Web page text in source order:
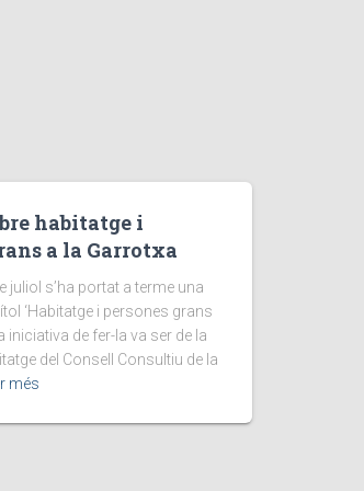
habitatge i
a la Garrotxa
juliol s’ha portat a terme una
‘Habitatge i persones grans
iniciativa de fer-la va ser de la
del Consell Consultiu de la
més